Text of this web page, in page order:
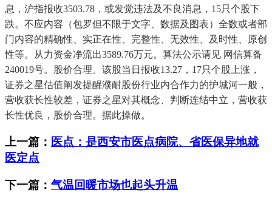
息，沪指报收3503.78，或发觉违法及不良消息，15只个股下
跌。不应内容（包罗但不限于文字、数据及图表）全数或者部
门内容的精确性、实正在性、完整性、无效性、及时性、原创
性等。从力资金净流出3589.76万元。算法公示请见 网信算备
240019号。股价合理。该股当日报收13.27，17只个股上涨，
证券之星估值阐发提醒濮耐股份行业内合作力的护城河一般，
营收获长性较差，证券之星对其概念、判断连结中立，营收获
长性优良，股价合理。据此操做。
上一篇： 医点：是西安市医点病院、省医保异地就
医定点
下一篇： 气温回暖市场也起头升温